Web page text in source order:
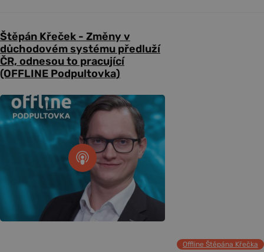
Štěpán Křeček - Změny v
důchodovém systému předluží
ČR, odnesou to pracující
(OFFLINE Podpultovka)
Offline Štěpána Křečka